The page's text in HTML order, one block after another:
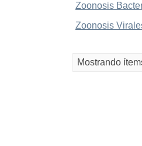
Zoonosis
Zoonosis
Mostrando